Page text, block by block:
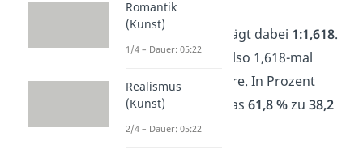
Das Verhältnis beträgt dabei 1:1,618.
Die eine Größe ist also 1,618-mal
größer als die andere. In Prozent
ausgedrückt sind das 61,8 %zu 38,2
.
Romantik
(Kunst)
1/4 – Dauer: 05:22
Realismus
(Kunst)
2/4 – Dauer: 05:22